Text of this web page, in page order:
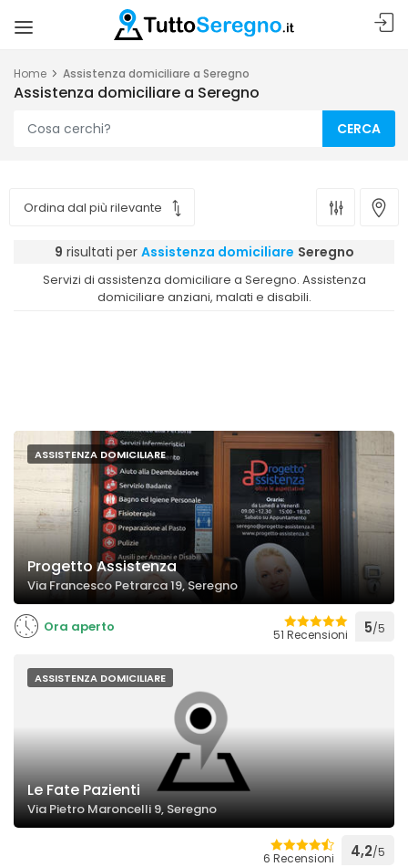
Home Assistenza domiciliare a Seregno
Assistenza domiciliare a Seregno
CERCA
9 risultati per Assistenza domiciliare Seregno
Servizi di assistenza domiciliare a Seregno. Assistenza
domiciliare anziani, malati e disabili.
ASSISTENZA DOMICILIARE
Progetto Assistenza
Via Francesco Petrarca 19, Seregno
Ora aperto 51 Recensioni 5/5
ASSISTENZA DOMICILIARE
Le Fate Pazienti
Via Pietro Maroncelli 9, Seregno
6 Recensioni 4,2/5